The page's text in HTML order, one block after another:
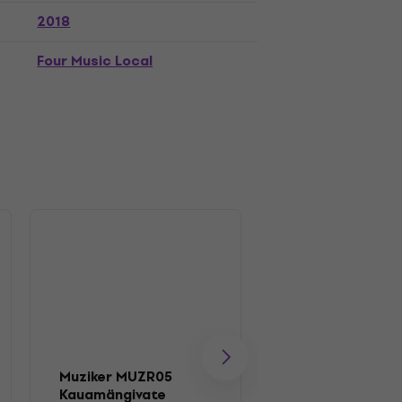
2018
Four Music Local
Muziker MUZR05
Kauamängivate